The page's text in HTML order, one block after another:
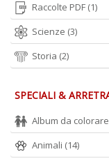
Raccolte PDF (1)
Scienze (3)
Storia (2)
SPECIALI &
Album da colorare
Animali (14)